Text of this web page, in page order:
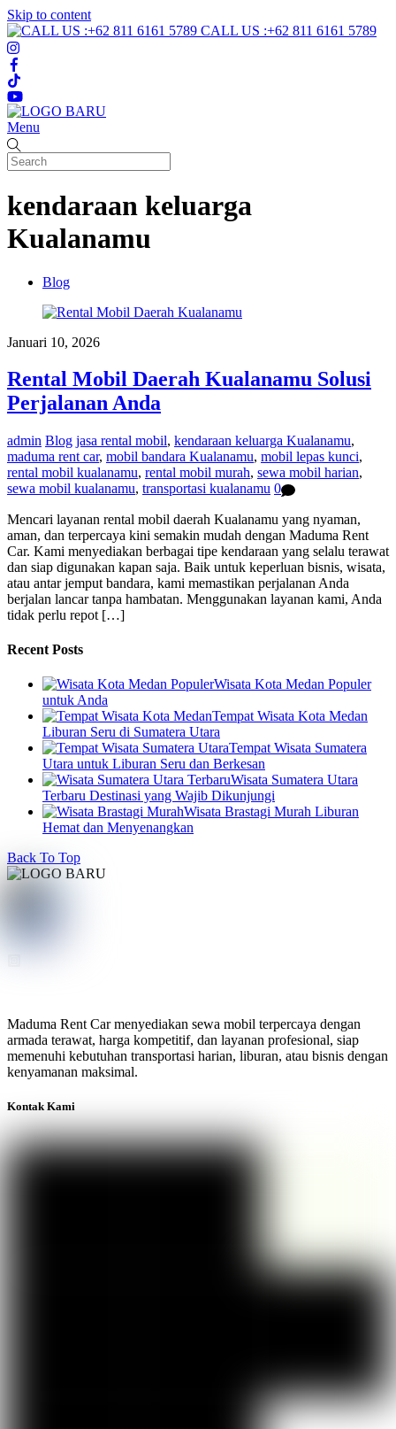
Skip to content
CALL US :+62 811 6161 5789
Menu
kendaraan keluarga
Kualanamu
Blog
Januari 10, 2026
Rental Mobil Daerah Kualanamu Solusi
Perjalanan Anda
admin Blog jasa rental mobil, kendaraan keluarga Kualanamu,
maduma rent car, mobil bandara Kualanamu, mobil lepas kunci,
rental mobil kualanamu, rental mobil murah, sewa mobil harian,
sewa mobil kualanamu, transportasi kualanamu 0
Mencari layanan rental mobil daerah Kualanamu yang nyaman,
aman, dan terpercaya kini semakin mudah dengan Maduma Rent
Car. Kami menyediakan berbagai tipe kendaraan yang selalu terawat
dan siap digunakan kapan saja. Baik untuk keperluan bisnis, wisata,
atau antar jemput bandara, kami memastikan perjalanan Anda
berjalan lancar tanpa hambatan. Menggunakan layanan kami, Anda
tidak perlu repot […]
Recent Posts
Wisata Kota Medan Populer
untuk Anda
Tempat Wisata Kota Medan
Liburan Seru di Sumatera Utara
Tempat Wisata Sumatera
Utara untuk Liburan Seru dan Berkesan
Wisata Sumatera Utara
Terbaru Destinasi yang Wajib Dikunjungi
Wisata Brastagi Murah Liburan
Hemat dan Menyenangkan
Back To Top
Maduma Rent Car menyediakan sewa mobil terpercaya dengan
armada terawat, harga kompetitif, dan layanan profesional, siap
memenuhi kebutuhan transportasi harian, liburan, atau bisnis dengan
kenyamanan maksimal.
Kontak Kami